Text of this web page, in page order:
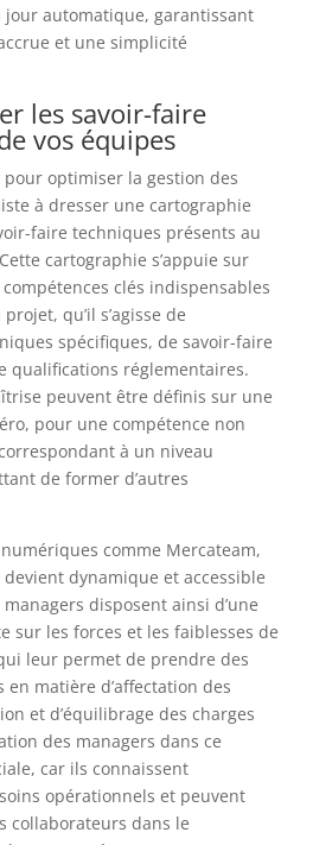
automatique, garantissant
et une simplicité
les savoir-faire
vos équipes
optimiser la gestion des
à dresser une cartographie
faire techniques présents au
cartographie s’appuie sur
clés indispensables
qu’il s’agisse de
spécifiques, de savoir-faire
qualifications réglementaires.
peuvent être définis sur une
pour une compétence non
à un niveau
de former d’autres
comme Mercateam,
dynamique et accessible
disposent ainsi d’une
sur les forces et les faiblesses de
leur permet de prendre des
en matière d’affectation des
et d’équilibrage des charges
des managers dans ce
car ils connaissent
opérationnels et peuvent
collaborateurs dans le